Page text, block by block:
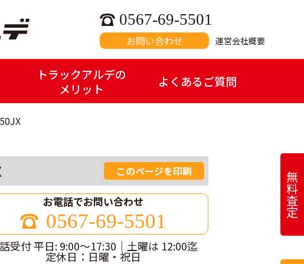
0567-69-5501
お問い合わせ 運営会社概要
トラックアルデの
メリット
よくあるご質問
無
料
査
このページを印刷
お電話でお問い合わせ
0567-69-5501
受付 平日: 9:00～17:30｜土曜は 12:00迄
定休日：日曜・祝日